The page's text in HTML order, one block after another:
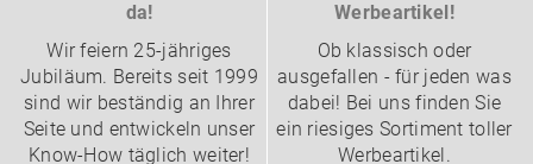
da!
Wir feiern 25-jähriges
Jubiläum. Bereits seit 1999
sind wir beständig an Ihrer
Seite und entwickeln unser
Know-How täglich weiter!
Werbeartikel!
Ob klassisch oder
ausgefallen - für jeden was
dabei! Bei uns finden Sie
ein riesiges Sortiment toller
Werbeartikel.